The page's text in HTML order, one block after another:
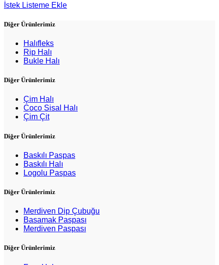
İstek Listeme Ekle
Diğer Ürünlerimiz
Halıfleks
Rip Halı
Bukle Halı
Diğer Ürünlerimiz
Çim Halı
Coco Sisal Halı
Çim Çit
Diğer Ürünlerimiz
Baskılı Paspas
Baskılı Halı
Logolu Paspas
Diğer Ürünlerimiz
Merdiven Dip Çubuğu
Basamak Paspası
Merdiven Paspası
Diğer Ürünlerimiz